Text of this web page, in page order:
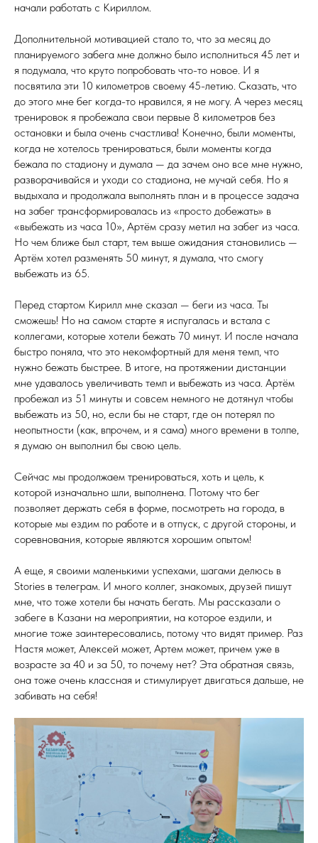
начали работать с Кириллом.
Дополнительной мотивацией стало то, что за месяц до
планируемого забега мне должно было исполниться 45 лет и
я подумала, что круто попробовать что-то новое. И я
посвятила эти 10 километров своему 45-летию. Сказать, что
до этого мне бег когда-то нравился, я не могу. А через месяц
тренировок я пробежала свои первые 8 километров без
остановки и была очень счастлива! Конечно, были моменты,
когда не хотелось тренироваться, были моменты когда
бежала по стадиону и думала — да зачем оно все мне нужно,
разворачивайся и уходи со стадиона, не мучай себя. Но я
выдыхала и продолжала выполнять план и в процессе задача
на забег трансформировалась из «просто добежать» в
«выбежать из часа 10», Артём сразу метил на забег из часа.
Но чем ближе был старт, тем выше ожидания становились —
Артём хотел разменять 50 минут, я думала, что смогу
выбежать из 65.
Перед стартом Кирилл мне сказал — беги из часа. Ты
сможешь! Но на самом старте я испугалась и встала с
коллегами, которые хотели бежать 70 минут. И после начала
быстро поняла, что это некомфортный для меня темп, что
нужно бежать быстрее. В итоге, на протяжении дистанции
мне удавалось увеличивать темп и выбежать из часа. Артём
пробежал из 51 минуты и совсем немного не дотянул чтобы
выбежать из 50, но, если бы не старт, где он потерял по
неопытности (как, впрочем, и я сама) много времени в толпе,
я думаю он выполнил бы свою цель.
Сейчас мы продолжаем тренироваться, хоть и цель, к
которой изначально шли, выполнена. Потому что бег
позволяет держать себя в форме, посмотреть на города, в
которые мы ездим по работе и в отпуск, с другой стороны, и
соревнования, которые являются хорошим опытом!
А еще, я своими маленькими успехами, шагами делюсь в
Stories в телеграм. И много коллег, знакомых, друзей пишут
мне, что тоже хотели бы начать бегать. Мы рассказали о
забеге в Казани на мероприятии, на которое ездили, и
многие тоже заинтересовались, потому что видят пример. Раз
Настя может, Алексей может, Артем может, причем уже в
возрасте за 40 и за 50, то почему нет? Эта обратная связь,
она тоже очень классная и стимулирует двигаться дальше, не
забивать на себя!